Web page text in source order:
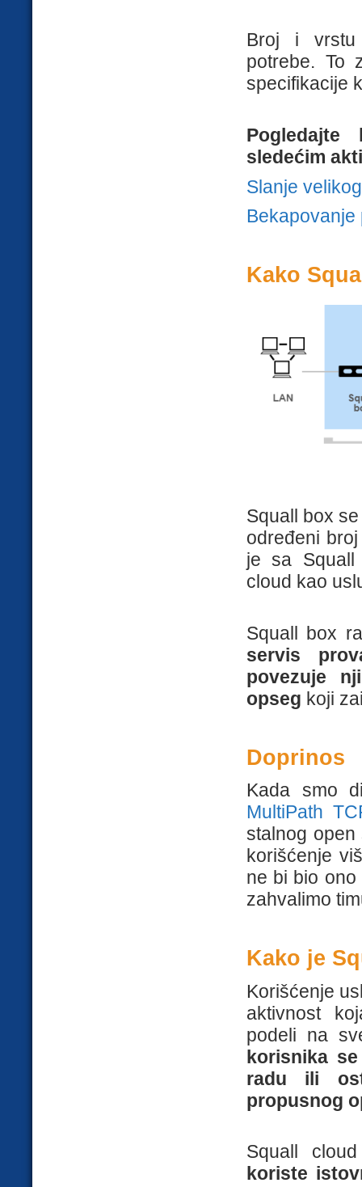
Broj i vrstu
potrebe. To
specifikacije
sledećim
Slanje
Bekapovanje
Kako
Squall box
određeni
je sa Squall
cloud kao
Squall box
servis
povezuje
opseg koji
Doprinos
Kada smo
MultiPath
stalnog
korišćenje
ne bi bio
zahvalimo
Kako je
Korišćenje
aktivnost
podeli na
korisnika
radu ili
propusnog
Squall
koriste